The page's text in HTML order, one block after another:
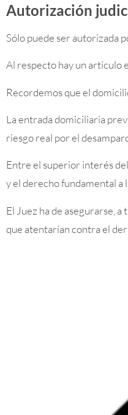
Autorización
Sólo puede ser autorizada
Al respecto hay un articulo
Recordemos que el
La entrada domiciliaria
riesgo real por el
Entre el superior interés
y el derecho fundamental a
El Juez ha de asegurarse,
que atentarían contra el